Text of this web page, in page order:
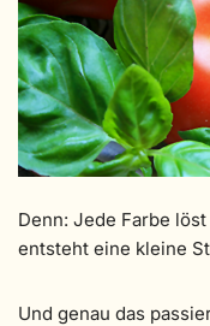
Denn: Jede Farbe
entsteht eine kleine
Und genau das